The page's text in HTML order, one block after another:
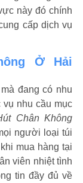
này đó chính
cấp dịch vụ
Ở Hải
đang có nhu
nhu cầu mục
Chân Không
người loại túi
mua hàng tại
viên nhiệt tình
tin đầy đủ về